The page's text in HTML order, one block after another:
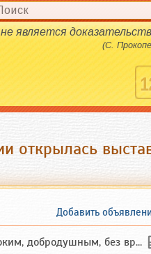
является
(С.
открылась
Добавить
без вредных ...